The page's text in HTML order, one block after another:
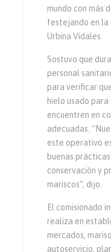
mundo con más
festejando en la
Urbina Vidales.
Sostuvo que
personal
para verificar
hielo usado para
encuentren en
adecuadas.
este operativo
buenas
conservación y
mariscos”, dijo.
El comisionado
realiza en
mercados,
autoservicio,